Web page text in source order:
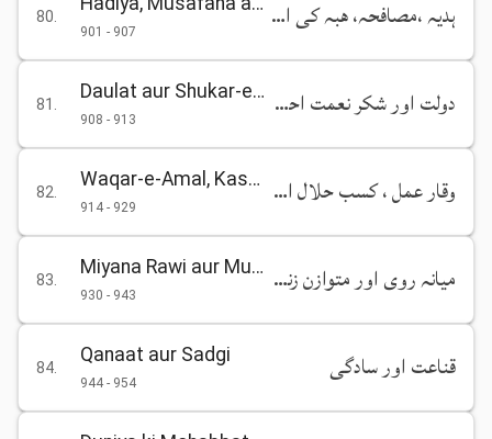
80
901 - 907 ہدیہ ،مصافحہ، ھبہ کی اہمیت
81
Daulat aur Shukar-e-Nemat
908 - 913 دولت اور شکر نعمت احسان کا شکریہ
82
Waqar-e-Amal, Kasb-e-Halal aur Sawal se Bachna
914 - 929 وقار عمل ، کسب حلال اورسوال سے بچنا
83
Miyana Rawi aur Mutawazin Zindagi
930 - 943 میانہ روی اور متوازن زندگی
84
Qanaat aur Sadgi
944 - 954 قناعت اور سادگی